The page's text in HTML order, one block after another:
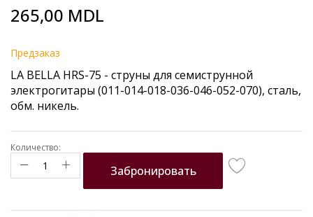
to
beginning
of
the
images
gallery
265,00 MDL
Предзаказ
LA BELLA HRS-75 - струны для семиструнной
электрогитары (011-014-018-036-046-052-070), сталь,
обм. никель.
Количество:
Забронировать